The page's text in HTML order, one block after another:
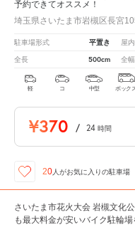
予約できてオススメ！
埼玉県さいたま市岩槻区長宮
駐車場形式 平置き 屋
全長 500cm 全幅
軽 コ 中型 ボック
¥370 / 24 時間
20 人がお気に入りの駐車場
さいたま市花火大会 岩槻文化
も最大料金が安いバイク駐輪場